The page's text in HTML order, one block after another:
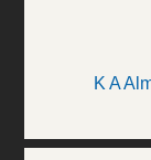
K A